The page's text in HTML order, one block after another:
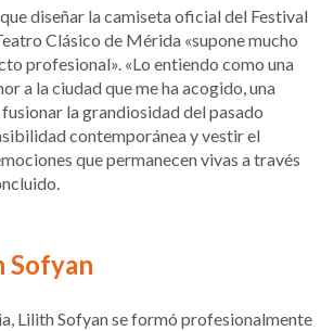
diseñar la camiseta oficial del Festival
Clásico de Mérida «supone mucho
profesional». «Lo entiendo como una
a la ciudad que me ha acogido, una
la grandiosidad del pasado
contemporánea y vestir el
que permanecen vivas a través
Sofyan
Lilith Sofyan se formó profesionalmente